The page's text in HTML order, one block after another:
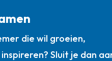
die wil groeien,
Sluit je dan